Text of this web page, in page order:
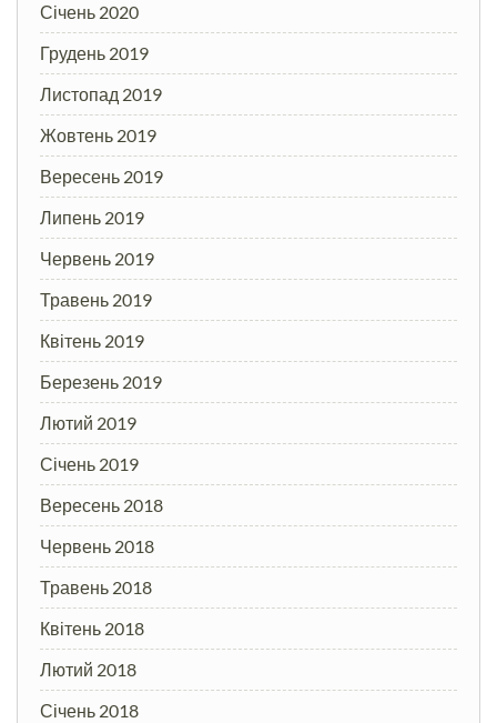
Січень 2020
Грудень 2019
Листопад 2019
Жовтень 2019
Вересень 2019
Липень 2019
Червень 2019
Травень 2019
Квітень 2019
Березень 2019
Лютий 2019
Січень 2019
Вересень 2018
Червень 2018
Травень 2018
Квітень 2018
Лютий 2018
Січень 2018